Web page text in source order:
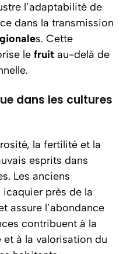
l’adaptabilité de
dans la transmission
s. Cette
le fruit au-delà de
dans les cultures
la fertilité et la
esprits dans
Les anciens
près de la
assure l’abondance
contribuent à la
et à la valorisation du